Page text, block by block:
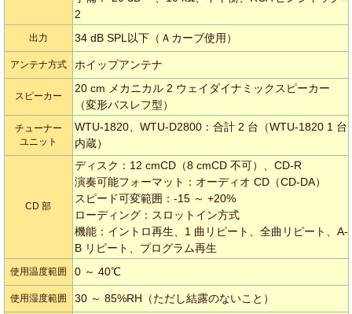
2
出力 34 dB SPL以下（Ａカーブ使用）
アンテナ方式 ホイップアンテナ
スピーカー
20 cm メカニカル 2 ウェイダイナミックスピーカー
（変形バスレフ型）
チューナー
ユニット
WTU-1820、WTU-D2800：合計 2 台（WTU-1820 1 台
内蔵）
CD 部
ディスク：12 cmCD（8 cmCD 不可）、CD-R
演奏可能フォーマット：オーディオ CD（CD-DA）
スピード可変範囲：-15 ～ +20%
ローディング：スロットイン方式
機能：イントロ再生、1 曲リピート、全曲リピート、A-
B リピート、プログラム再生
使用温度範囲 0 ～ 40℃
使用湿度範囲 30 ～ 85%RH（ただし結露のないこと）